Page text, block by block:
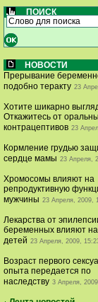
ПОИСК
НОВОСТИ
Прерывание
подобно теракту 23
Хотите шикарно
Откажитесь от
контрацептивов 23
Кормление грудью
сердце мамы 23 Апреля,
Хромосомы влияют на
репродуктивную
мужчины 23 Апреля, 2009,
Лекарства от
беременных влияют
детей 23 Апреля, 2009,
Возраст первого
опыта передается по
наследству 3 Апреля,